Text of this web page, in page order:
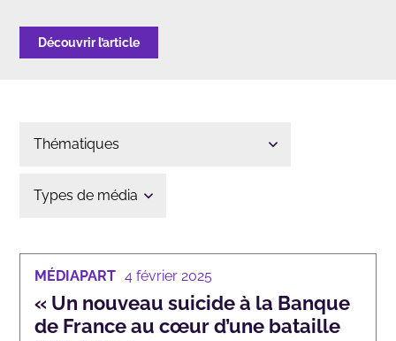
Découvrir l’article
MÉDIAPART 4 février 2025
« Un nouveau suicide à la Banque
de France au cœur d’une bataille